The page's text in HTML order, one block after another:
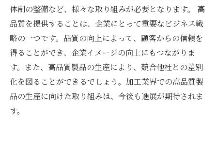
体制の整備など、様々な取り組みが必要となります。 高
品質を提供することは、企業にとって重要なビジネス戦
略の一つです。品質の向上によって、顧客からの信頼を
得ることができ、企業イメージの向上にもつながりま
す。また、高品質製品の生産により、競合他社との差別
化を図ることができるでしょう。加工業界での高品質製
品の生産に向けた取り組みは、今後も進展が期待されま
す。